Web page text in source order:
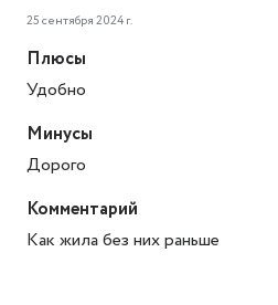
25 сентября 2024 г.
Плюсы
Удобно
Минусы
Дорого
Комментарий
Как жила без них раньше